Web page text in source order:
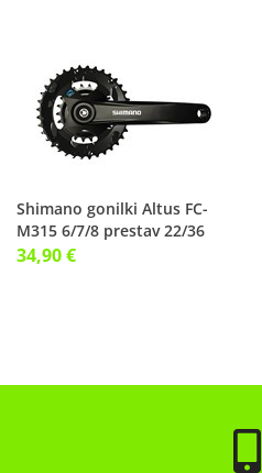
Shimano gonilki Altus FC-
M315 6/7/8 prestav 22/36
zob 175mm
34,90 €